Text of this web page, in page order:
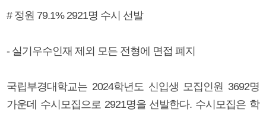
# 정원 79.1% 2921명 수시 선발
- 실기우수인재 제외 모든 전형에 면접 폐지
국립부경대학교는 2024학년도 신입생 모집인원 3692명
가운데 수시모집으로 2921명을 선발한다. 수시모집은 학